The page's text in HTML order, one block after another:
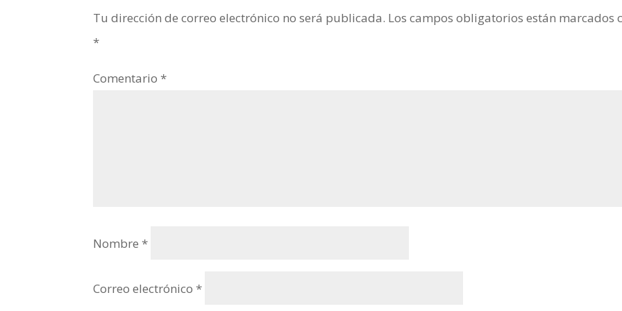
Tu dirección de correo electrónico no será publicada. Los campos obligatorios están marcados
*
Comentario *
Nombre *
Correo electrónico *